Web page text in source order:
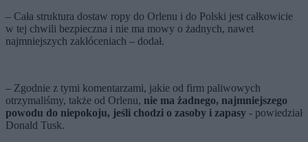
– Cała struktura dostaw ropy do Orlenu i do Polski jest całkowicie
w tej chwili bezpieczna i nie ma mowy o żadnych, nawet
najmniejszych zakłóceniach – dodał.
– Zgodnie z tymi komentarzami, jakie od firm paliwowych
otrzymaliśmy, także od Orlenu, nie ma żadnego, najmniejszego
powodu do niepokoju, jeśli chodzi o zasoby i zapasy - powiedział
Donald Tusk.